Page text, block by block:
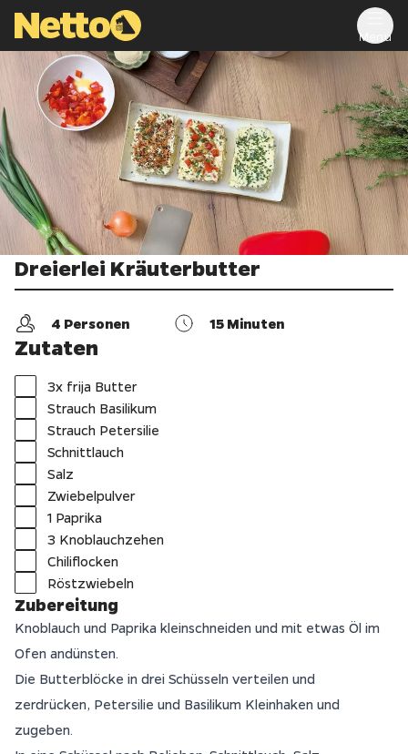
Menu
Dreierlei Kräuterbutter
4 Personen 15 Minuten
Zutaten
3x frija Butter
Strauch Basilikum
Strauch Petersilie
Schnittlauch
Salz
Zwiebelpulver
1 Paprika
3 Knoblauchzehen
Chiliflocken
Röstzwiebeln
Zubereitung
Knoblauch und Paprika kleinschneiden und mit etwas Öl im
Ofen andünsten.
Die Butterblöcke in drei Schüsseln verteilen und
zerdrücken, Petersilie und Basilikum Kleinhaken und
zugeben.